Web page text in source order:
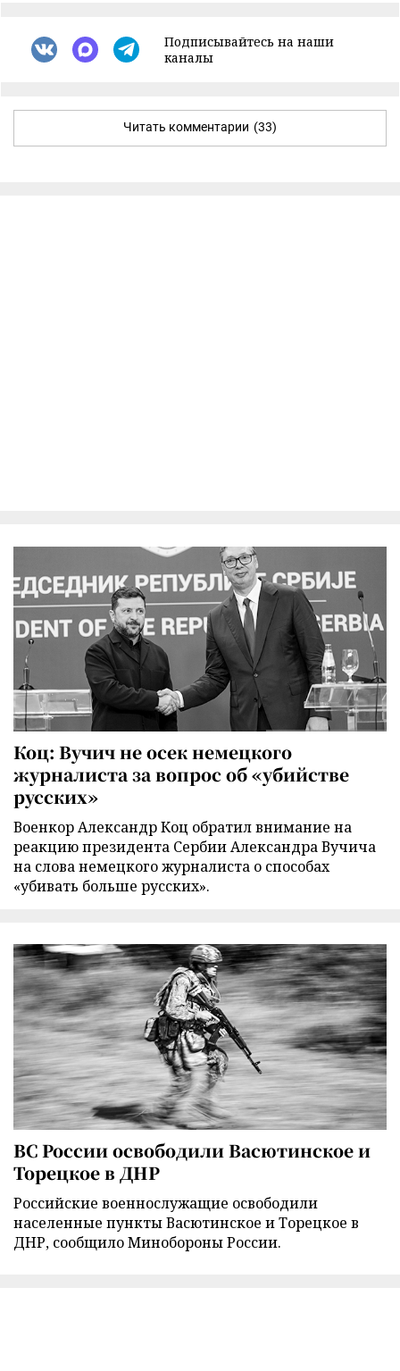
Подписывайтесь на наши
каналы
Читать комментарии (33)
Коц: Вучич не осек немецкого
журналиста за вопрос об «убийстве
русских»
Военкор Александр Коц обратил внимание на
реакцию президента Сербии Александра Вучича
на слова немецкого журналиста о способах
«убивать больше русских».
ВС России освободили Васютинское и
Торецкое в ДНР
Российские военнослужащие освободили
населенные пункты Васютинское и Торецкое в
ДНР, сообщило Минобороны России.